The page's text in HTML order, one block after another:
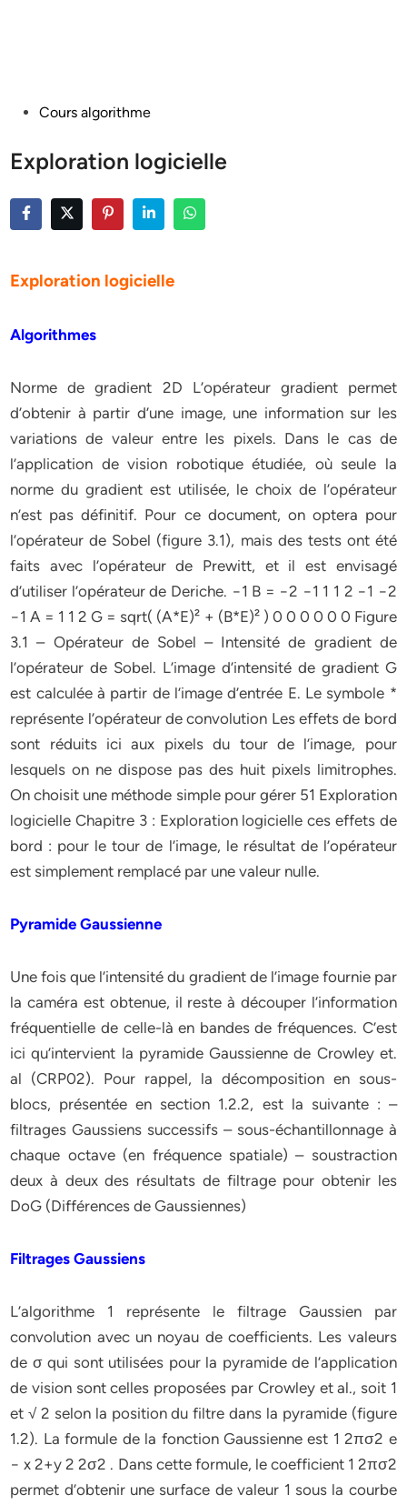
PostedCours algorithme
Exploration logicielle
Exploration logicielle
Algorithmes
Norme de gradient 2D L’opérateur gradient permet
d’obtenir à partir d’une image, une information sur les
variations de valeur entre les pixels. Dans le cas de
l’application de vision robotique étudiée, où seule la
norme du gradient est utilisée, le choix de l’opérateur
n’est pas définitif. Pour ce document, on optera pour
l’opérateur de Sobel (figure 3.1), mais des tests ont été
faits avec l’opérateur de Prewitt, et il est envisagé
d’utiliser l’opérateur de Deriche. −1 B = −2 −1 1 1 2 −1 −2
−1 A = 1 1 2 G = sqrt( (A*E)² + (B*E)² ) 0 0 0 0 0 0 Figure
3.1 – Opérateur de Sobel – Intensité de gradient de
l’opérateur de Sobel. L’image d’intensité de gradient G
est calculée à partir de l’image d’entrée E. Le symbole *
représente l’opérateur de convolution Les effets de bord
sont réduits ici aux pixels du tour de l’image, pour
lesquels on ne dispose pas des huit pixels limitrophes.
On choisit une méthode simple pour gérer 51 Exploration
logicielle Chapitre 3 : Exploration logicielle ces effets de
bord : pour le tour de l’image, le résultat de l’opérateur
est simplement remplacé par une valeur nulle.
Pyramide Gaussienne
Une fois que l’intensité du gradient de l’image fournie par
la caméra est obtenue, il reste à découper l’information
fréquentielle de celle-là en bandes de fréquences. C’est
ici qu’intervient la pyramide Gaussienne de Crowley et.
al (CRP02). Pour rappel, la décomposition en sous-
blocs, présentée en section 1.2.2, est la suivante : –
filtrages Gaussiens successifs – sous-échantillonnage à
chaque octave (en fréquence spatiale) – soustraction
deux à deux des résultats de filtrage pour obtenir les
DoG (Différences de Gaussiennes)
Filtrages Gaussiens
L’algorithme 1 représente le filtrage Gaussien par
convolution avec un noyau de coefficients. Les valeurs
de σ qui sont utilisées pour la pyramide de l’application
de vision sont celles proposées par Crowley et al., soit 1
et √ 2 selon la position du filtre dans la pyramide (figure
1.2). La formule de la fonction Gaussienne est 1 2πσ2 e
− x 2+y 2 2σ2 . Dans cette formule, le coefficient 1 2πσ2
permet d’obtenir une surface de valeur 1 sous la courbe